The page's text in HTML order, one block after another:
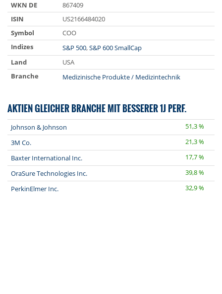
WKN DE
867409
ISIN
US2166484020
Symbol
COO
Indizes
S&P 500,S&P 600 SmallCap
Land
USA
Branche
Medizinische Produkte / Medizintechnik
AKTIEN GLEICHER BRANCHE MIT BESSERER 1J PERF.
Johnson & Johnson
51,3 %
3M Co.
21,3 %
Baxter International Inc.
17,7 %
OraSure Technologies Inc.
39,8 %
PerkinElmer Inc.
32,9 %